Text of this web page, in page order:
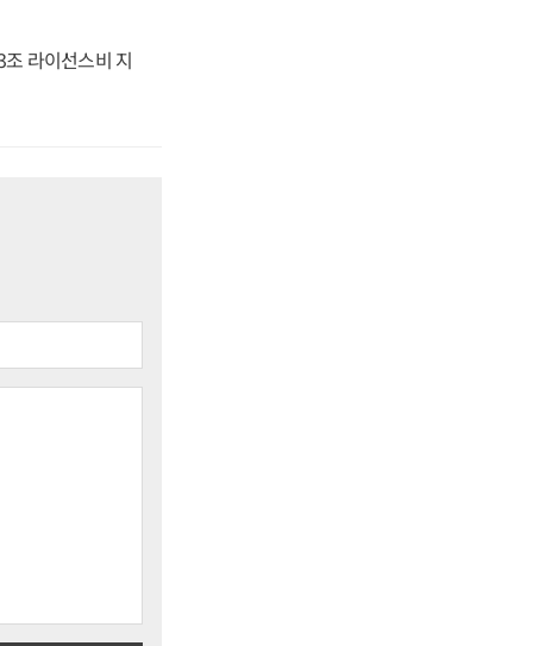
라이선스비 지